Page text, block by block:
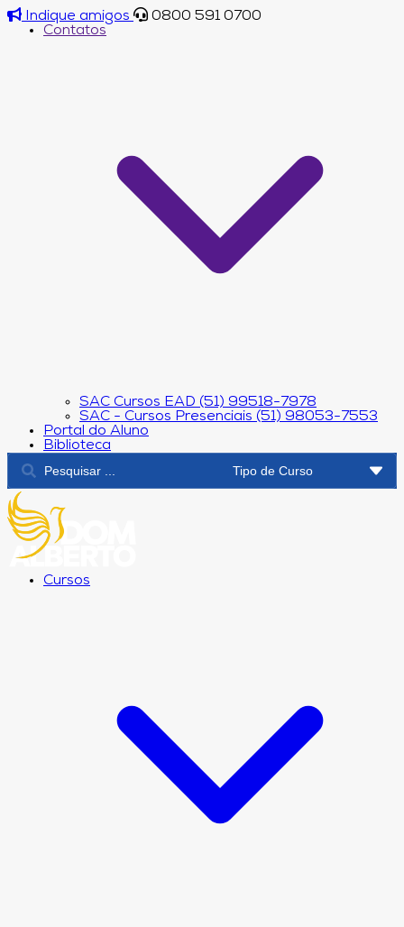
Indique amigos
0800 591 0700
Contatos
SAC Cursos EAD (51) 99518-7978
SAC - Cursos Presenciais (51) 98053-7553
Portal do Aluno
Biblioteca
Cursos